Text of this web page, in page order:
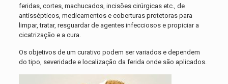
feridas, cortes, machucados, incisões cirúrgicas etc., de
antissépticos, medicamentos e coberturas protetoras para
limpar, tratar, resguardar de agentes infecciosos e propiciar a
cicatrização e a cura.
Os objetivos de um curativo podem ser variados e dependem
do tipo, severidade e localização da ferida onde são aplicados.